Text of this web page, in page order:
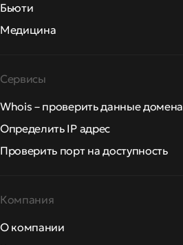
Бьюти
Медицина
Сервисы
Whois – проверить данные домена
Определить IP адрес
Проверить порт на доступность
Компания
О компании